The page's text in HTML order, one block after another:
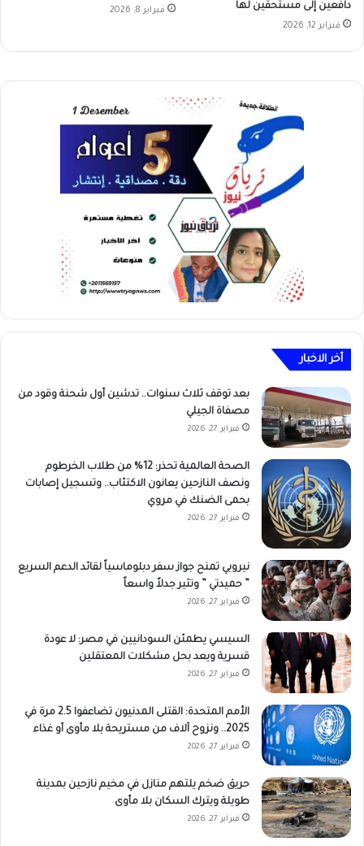
دافعين إلى مستحقين لها
فبراير 12, 2026
فبراير 8, 2026
أخر الاخبار
بعد توقف ثلاث سنوات.. تدشين أول شحنة وقود من
مصفاة الجيلي
فبراير 27, 2026
الصحة العالمية تحذر: 12% من طلاب الخرطوم
ونصف النازحين يعانون الاكتئاب.. وتسجيل إصابات
بحمى الضنك في مروي
فبراير 27, 2026
نيروبي تمنح جواز سفر دبلوماسياً لقائد الدعم السريع
” حميدتي ” وتثير جدلاً واسعاً
فبراير 27, 2026
السيسي يطمئن السودانيين في مصر: لا عودة
قسرية ويعد بحل مشكلات المعتقلين
فبراير 27, 2026
الأمم المتحدة: القتلى المدنيون تضاعفوا 2.5 مرة في
2025.. ونزوح آلاف من مستريحة بلا مأوى أو غذاء
فبراير 27, 2026
حريق ضخم يلتهم منازل في مخيم نازحين بمدينة
طويلة ويترك السكان بلا مأوى
فبراير 27, 2026